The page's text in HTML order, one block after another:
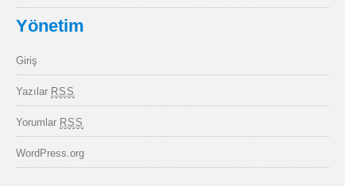
Yönetim
Giriş
Yazılar RSS
Yorumlar RSS
WordPress.org